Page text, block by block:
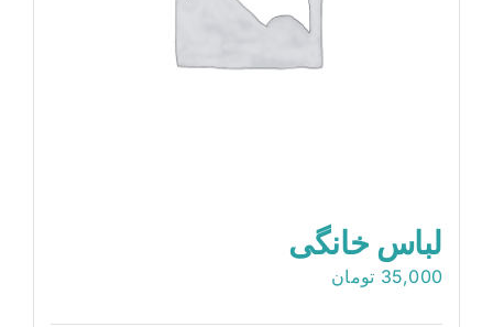
لباس خانگی
35,000 تومان